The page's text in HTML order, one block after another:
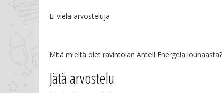
Ei vielä arvosteluja
Mitä mieltä olet ravintolan Antell Energeia lounaasta?
Jätä arvostelu